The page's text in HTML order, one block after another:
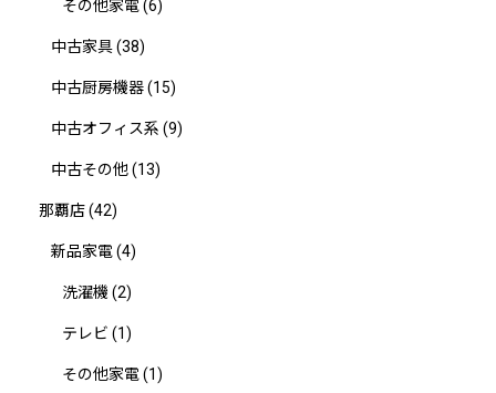
その他家電(6)
中古家具(38)
中古厨房機器(15)
中古オフィス系 (9)
中古その他(13)
那覇店(42)
新品家電(4)
洗濯機 (2)
テレビ (1)
その他家電(1)